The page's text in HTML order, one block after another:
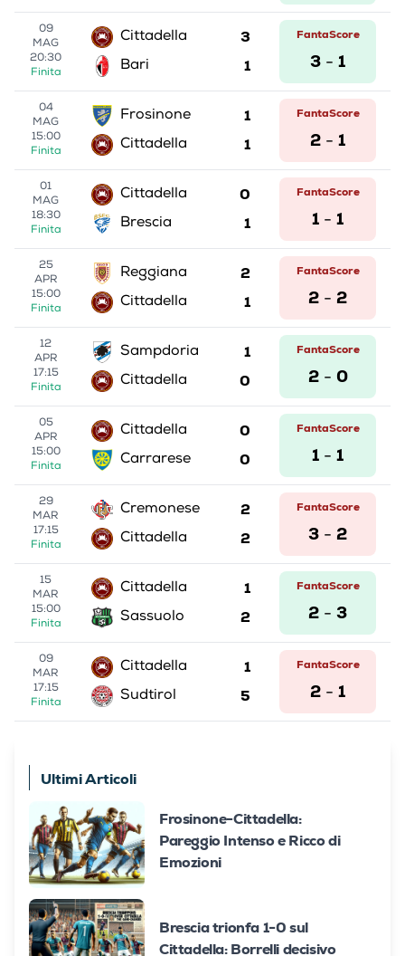
09
MAG
20:30
Finita
Cittadella 3
Bari 1
FantaScore
3 - 1
04
MAG
15:00
Finita
Frosinone 1
Cittadella 1
FantaScore
2 - 1
01
MAG
18:30
Finita
Cittadella 0
Brescia 1
FantaScore
1 - 1
25
APR
15:00
Finita
Reggiana 2
Cittadella 1
FantaScore
2 - 2
12
APR
17:15
Finita
Sampdoria 1
Cittadella 0
FantaScore
2 - 0
05
APR
15:00
Finita
Cittadella 0
Carrarese 0
FantaScore
1 - 1
29
MAR
17:15
Finita
Cremonese 2
Cittadella 2
FantaScore
3 - 2
15
MAR
15:00
Finita
Cittadella 1
Sassuolo 2
FantaScore
2 - 3
09
MAR
17:15
Finita
Cittadella 1
Sudtirol 5
FantaScore
2 - 1
Ultimi Articoli
Frosinone-Cittadella:
Pareggio Intenso e Ricco di
Emozioni
Brescia trionfa 1-0 sul
Cittadella: Borrelli decisivo